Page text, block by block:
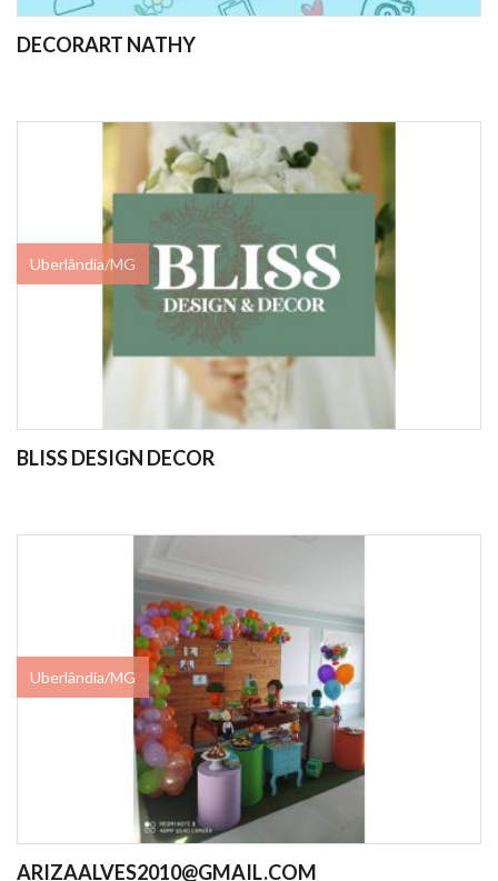
DECORART NATHY
Uberlândia/MG
BLISS DESIGN DECOR
Uberlândia/MG
ARIZAALVES2010@GMAIL.COM